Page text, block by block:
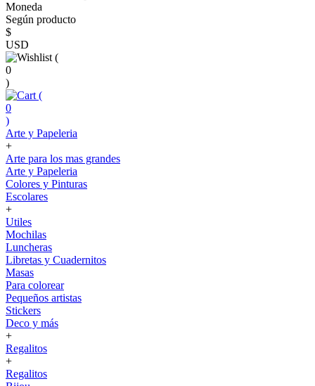
Moneda
Según producto
$
USD
(
0
)
(
0
)
Arte y Papeleria
+
Arte para los mas grandes
Arte y Papeleria
Colores y Pinturas
Escolares
+
Utiles
Mochilas
Luncheras
Libretas y Cuadernitos
Masas
Para colorear
Pequeños artistas
Stickers
Deco y más
+
Regalitos
+
Regalitos